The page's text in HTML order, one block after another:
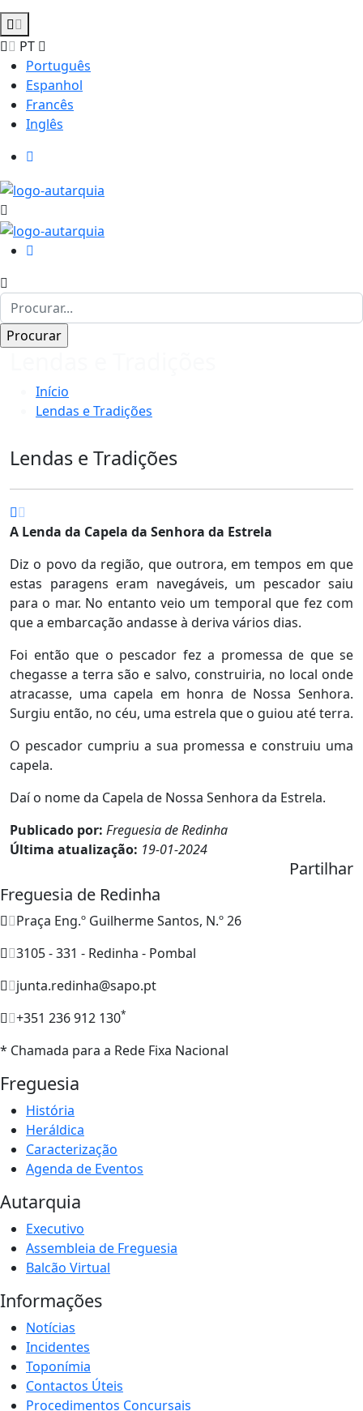
PT
Português
Espanhol
Francês
Inglês
Início
Lendas e Tradições
Lendas e Tradições
A Lenda da Capela da Senhora da Estrela
Diz o povo da região, que outrora, em tempos em que
estas paragens eram navegáveis, um pescador saiu
para o mar. No entanto veio um temporal que fez com
que a embarcação andasse à deriva vários dias.
Foi então que o pescador fez a promessa de que se
chegasse a terra são e salvo, construiria, no local onde
atracasse, uma capela em honra de Nossa Senhora.
Surgiu então, no céu, uma estrela que o guiou até terra.
O pescador cumpriu a sua promessa e construiu uma
capela.
Daí o nome da Capela de Nossa Senhora da Estrela.
Publicado por: Freguesia de Redinha
Última atualização: 19-01-2024
Partilhar
Freguesia de Redinha
Praça Eng.º Guilherme Santos, N.º 26
3105 - 331 - Redinha - Pombal
junta.redinha@sapo.pt
+351 236 912 130*
* Chamada para a Rede Fixa Nacional
Freguesia
História
Heráldica
Caracterização
Agenda de Eventos
Autarquia
Executivo
Assembleia de Freguesia
Balcão Virtual
Informações
Notícias
Incidentes
Toponímia
Contactos Úteis
Procedimentos Concursais